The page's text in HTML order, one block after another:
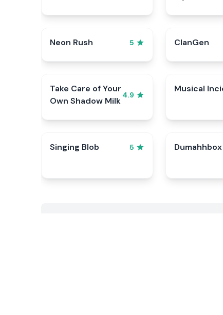
Neon Rush 5 ClanGen
Take Care of Your
Own Shadow Milk
4.9
Musical
Singing Blob 5 Dumahhbox